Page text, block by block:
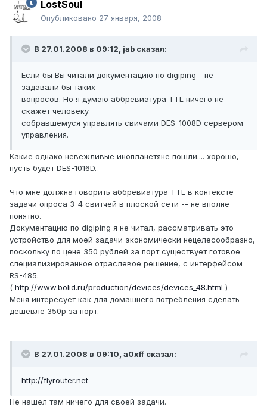
LostSoul
Опубликовано 27 января, 2008
В 27.01.2008 в 09:12, jab сказал:
Если бы Вы читали документацию по digiping - не
задавали бы таких
вопросов. Но я думаю аббревиатура TTL ничего не
скажет человеку
собравшемуся управлять свичами DES-1008D сервером
управления.
Какие однако невежливые инопланетяне пошли.... хорошо,
пусть будет DES-1016D.
Что мне должна говорить аббревиатура TTL в контексте
задачи опроса 3-4 свитчей в плоской сети -- не вполне
понятно.
Документацию по digiping я не читал, рассматривать это
устройство для моей задачи экономически нецелесообразно,
поскольку по цене 350 рублей за порт существует готовое
специализированное отраслевое решение, с интерфейсом
RS-485.
( http://www.bolid.ru/production/devices/devices_48.html )
Меня интересует как для домашнего потребления сделать
дешевле 350р за порт.
В 27.01.2008 в 09:10, a0xff сказал:
http://flyrouter.net
Не нашел там ничего для своей задачи.